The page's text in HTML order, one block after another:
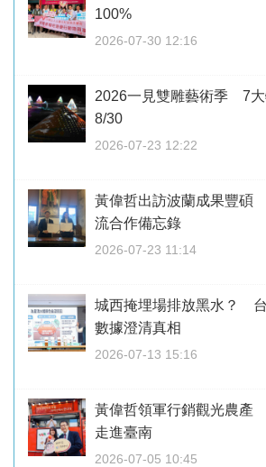
100%
2026-07-30 12:16
2026一見雙雕藝術季 7大
8/30
2026-07-23 12:22
黃偉哲出訪波蘭成果豐碩
流合作備忘錄
2026-07-23 11:14
城西掩埋場排放黑水？
數據澄清真相
2026-07-13 15:16
黃偉哲領軍行銷觀光農產
走進臺南
2026-07-05 10:45